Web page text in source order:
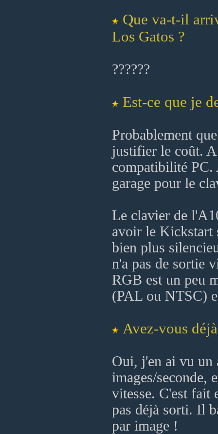
Que va-t-il
Los Gatos ?
??????
Est-ce que je
Probablement
justifier le coût.
compatibilité PC.
garage pour le
Le clavier de
avoir le Kickstart
bien plus
n'a pas de sortie
RGB est un peu
(PAL ou NTSC)
Avez-vous
Oui, j'en ai vu un
images/seconde,
vitesse. C'est fait
pas déjà sorti. Il
par image !